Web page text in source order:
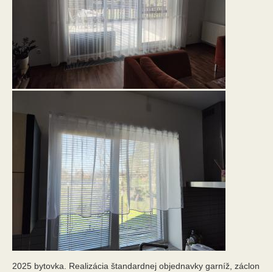
2025 bytovka. Realizácia štandardnej objednavky garníž, záclon